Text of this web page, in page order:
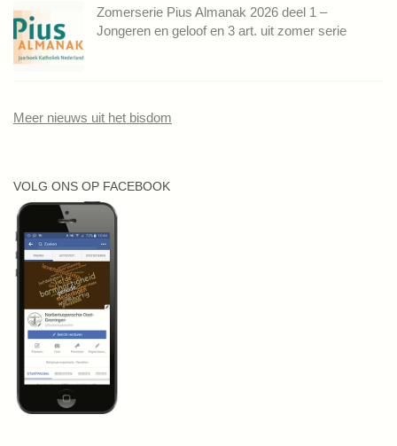
Zomerserie Pius Almanak 2026 deel 1 –
Jongeren en geloof en 3 art. uit zomer serie
Meer nieuws uit het bisdom
VOLG ONS OP FACEBOOK